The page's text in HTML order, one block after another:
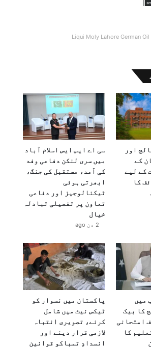
Liqui Moly Lahore German Oil
اور
کے
کے لیے
کا
سی اے ایس ایس اسلام آباد
میں سری لنکن دفاعی وفد
کی آمد، مستقبل کی جنگ،
ابھرتی ہوئی
ٹیکنالوجیز اور دفاعی
تعاون پر تفصیلی تبادلہ
خیال
2 دن ago
میں
کا بیک
امتحانی
کا
پاکستان میں نسوار کو
ٹیکس نیٹ میں شامل
کرنے، تصویری انتباہ
لازمی قرار دینے اور
انسدادِ تمباکو قوانین